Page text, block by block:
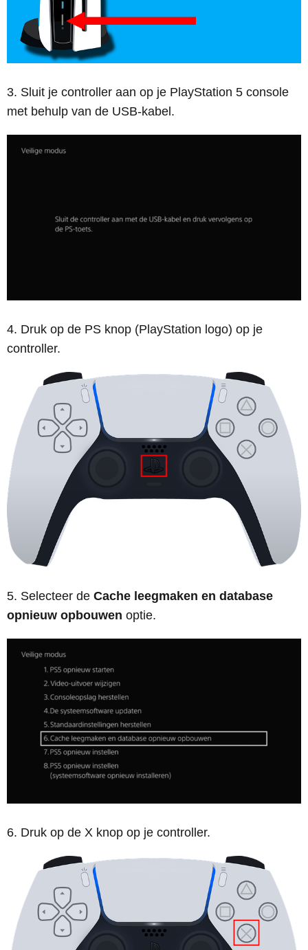
Sluit je controller aan op je PlayStation 5 console
met behulp van de USB-kabel.
Druk op de PS knop (PlayStation logo) op je
controller.
Selecteer de Cache leegmaken en database
opnieuw opbouwen optie.
Druk op de X knop op je controller.